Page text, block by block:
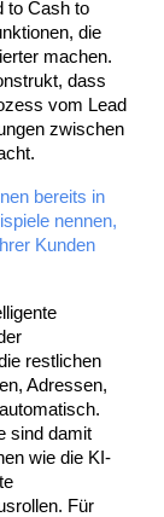
to Cash to
die
machen.
dass
vom Lead
zwischen
bereits in
nennen,
Kunden
restlichen
Adressen,
sind damit
wie die KI-
Für